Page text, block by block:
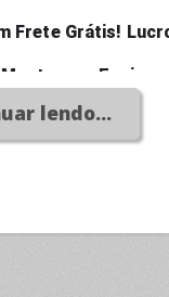
Frete Grátis!
uma Equipe e
Seus Sonhos!
lendo...